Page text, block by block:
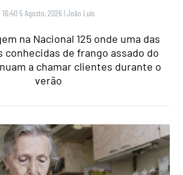
16:40 5 Agosto, 2026 |João Luís
na Nacional 125 onde uma das
conhecidas de frango assado do
a chamar clientes durante o
verão